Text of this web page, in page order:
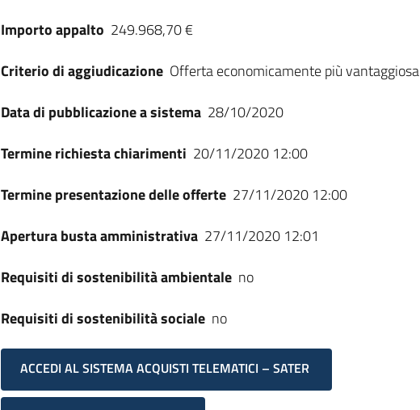
Importo appalto 249.968,70 €
Criterio di aggiudicazione Offerta economicamente più vantaggiosa
Data di pubblicazione a sistema 28/10/2020
Termine richiesta chiarimenti 20/11/2020 12:00
Termine presentazione delle offerte 27/11/2020 12:00
Apertura busta amministrativa 27/11/2020 12:01
Requisiti di sostenibilità ambientale no
Requisiti di sostenibilità sociale no
ACCEDI AL SISTEMA ACQUISTI TELEMATICI – SATER